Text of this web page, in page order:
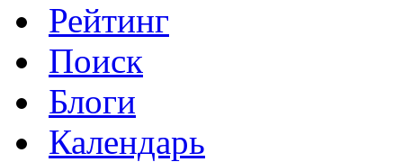
Рейтинг
Поиск
Блоги
Календарь